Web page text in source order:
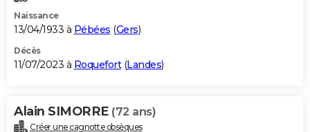
Naissance
13/04/1933 à Pébées (Gers)
Décès
11/07/2023 à Roquefort(Landes)
Alain SIMORRE (72 ans)
Créer une cagnotte obsèques